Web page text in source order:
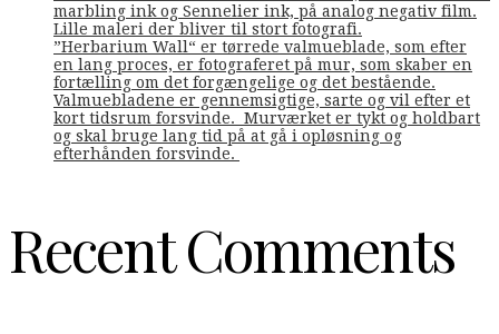
marbling ink og Sennelier ink, på analog negativ film.
Lille maleri der bliver til stort fotografi.
”Herbarium Wall“ er tørrede valmueblade, som efter
en lang proces, er fotograferet på mur, som skaber en
fortælling om det forgængelige og det bestående.
Valmuebladene er gennemsigtige, sarte og vil efter et
kort tidsrum forsvinde. Murværket er tykt og holdbart
og skal bruge lang tid på at gå i opløsning og
efterhånden forsvinde.
Recent Comments